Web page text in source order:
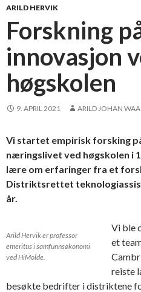
ARILD HERVIK
Forskning
innovasjon
høgskolen
9. APRIL 2021 ARILD JOHAN
Vi startet empirisk forsking
næringslivet ved høgskolen i
lære om erfaringer fra et
Distriktsrettet
år.
Arild Hervik er professor
emeritus i samfunnsøkonomi
ved HiMolde.
Vi ble
et
reiste
besøkte bedrifter i distriktene